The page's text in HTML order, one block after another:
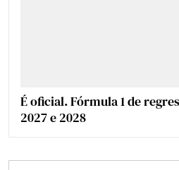
É oficial. Fórmula 1 de
2027 e 2028